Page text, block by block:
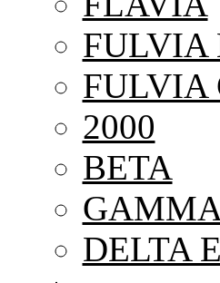
FULVIA
FULVIA
2000
BETA
DELTA